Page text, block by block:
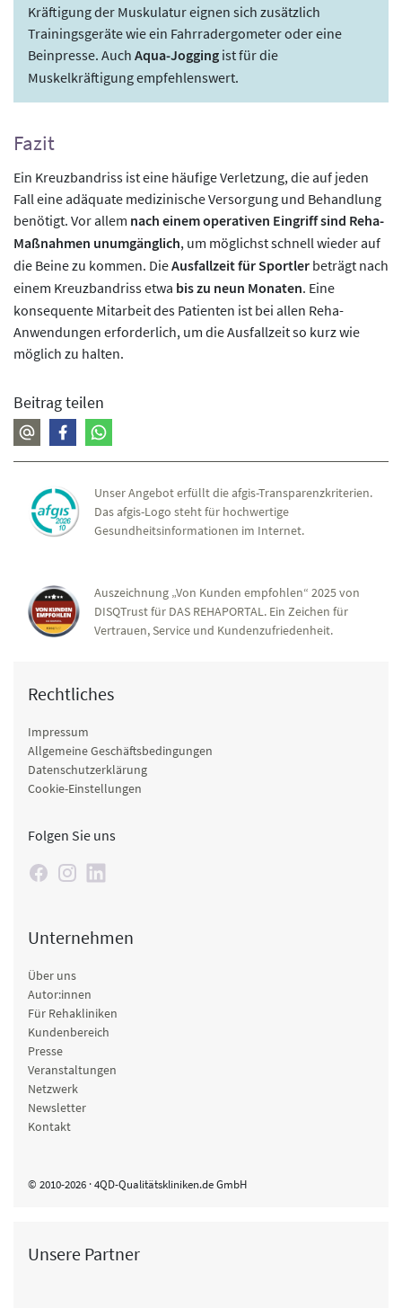
Kräftigung der Muskulatur eignen sich zusätzlich
Trainingsgeräte wie ein Fahrradergometer oder eine
Beinpresse. Auch Aqua-Jogging ist für die
Muskelkräftigung empfehlenswert.
Fazit
Ein Kreuzbandriss ist eine häufige Verletzung, die auf jeden
Fall eine adäquate medizinische Versorgung und Behandlung
benötigt. Vor allem nach einem operativen Eingriff sind Reha-
Maßnahmen unumgänglich, um möglichst schnell wieder auf
die Beine zu kommen. DieAusfallzeit für Sportler beträgt nach
einem Kreuzbandriss etwa bis zu neun Monaten. Eine
konsequente Mitarbeit des Patienten ist bei allen Reha-
Anwendungen erforderlich, um die Ausfallzeit so kurz wie
möglich zu halten.
Beitrag teilen
Unser Angebot erfüllt die afgis-Transparenzkriterien.
Das afgis-Logo steht für hochwertige
Gesundheitsinformationen im Internet.
Auszeichnung „Von Kunden empfohlen“ 2025 von
DISQTrust für DAS REHAPORTAL. Ein Zeichen für
Vertrauen, Service und Kundenzufriedenheit.
Rechtliches
Impressum
Allgemeine Geschäftsbedingungen
Datenschutzerklärung
Cookie-Einstellungen
Folgen Sie uns
Unternehmen
Über uns
Autor:innen
Für Rehakliniken
Kundenbereich
Presse
Veranstaltungen
Netzwerk
Newsletter
Kontakt
© 2010-2026 · 4QD-Qualitätskliniken.de GmbH
Unsere Partner